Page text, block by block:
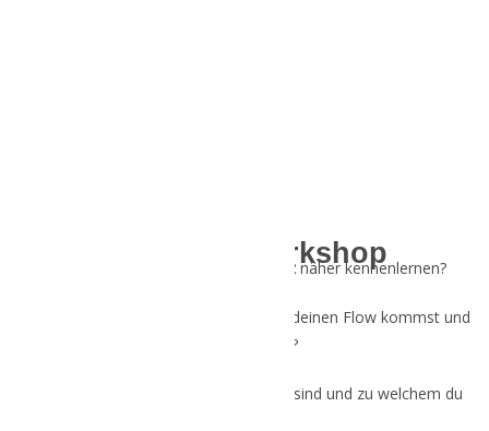
Über den Workshop
weibliche Essenznäher kennenlernen?
Du möchtest wissen, wie du wieder in deinen Flow kommst und
?
sind und zu welchem du